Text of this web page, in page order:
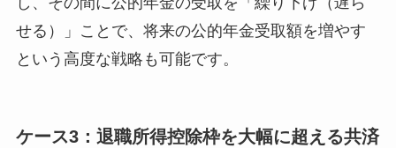
せる）」ことで、将来の公的年金受取額を増やす
という高度な戦略も可能です。
ケース3：退職所得控除枠を大幅に超える共済